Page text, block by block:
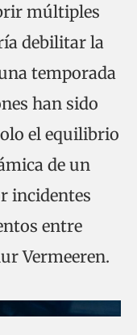
múltiples
debilitar la
temporada
han sido
el equilibrio
de un
incidentes
entre
Vermeeren.